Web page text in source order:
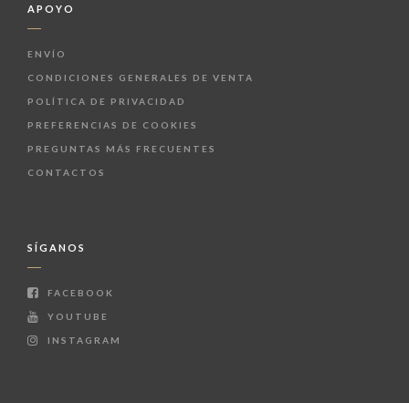
APOYO
ENVÍO
CONDICIONES GENERALES DE VENTA
POLÍTICA DE PRIVACIDAD
PREFERENCIAS DE COOKIES
PREGUNTAS MÁS FRECUENTES
CONTACTOS
SÍGANOS
FACEBOOK
YOUTUBE
INSTAGRAM